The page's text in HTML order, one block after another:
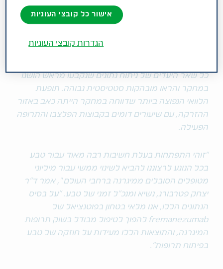
משמעותי את המיגרנה בקרב מטופלים הנוטלים מיננים
כל שאר היעדים של ניתוח נתונים שנקבעו מראש הושגו
במחקר והראו מובהקות סטטיסטית גבוהה. תופעת
הלוואי הנפוצה ביותר שדווחה במחקר הייתה כאב באזור
ההזרקה, עם שיעורים דומים בקבוצות הפלצבו והתרופה
הפעילה.
"זוהי התפתחות בעלת חשיבות רבה מאוד עבור טבע
בכל הנוגע לרצוננו להביא לשינוי ממשי עבור מיליוני
מטופלים הסובלים ממיגרנה ברחבי העולם ", אמר ד"ר
יצחק פטרבורג, נשיא ומנכ"ל זמני של טבע. "על בסיס
הנתונים הללו, אנו מלאי בטחון בפוטנציאל של
fremanezumab להפוך לטיפול מבודל בשוק תרופות
המיגרנה, והתוצאות הללו מעידות על חוזקה של טבע
בפיתוח תרופות".
אישור כל קובצי העוגיות
הגדרות קובצי העוגיות